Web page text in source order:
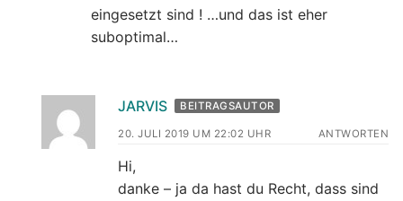
eingesetzt sind ! …und das ist eher
suboptimal…
JARVIS BEITRAGSAUTOR
20. JULI 2019 UM 22:02 UHR ANTWORTEN
Hi,
danke – ja da hast du Recht, dass sind